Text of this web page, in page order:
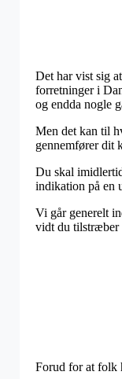
Det har vist sig
forretninger i
og endda nogle
Men det kan til
gennemfører dit
Du skal
indikation på en
Vi går generelt
vidt du tilstræber
Forud for at folk